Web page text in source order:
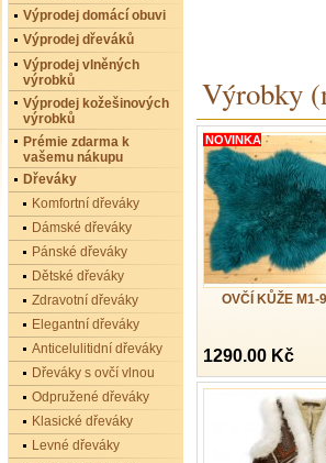
Výrobky
OVČÍ KŮŽE
NOVINKA
1290.00 Kč
Výprodej domácí obuvi
Výprodej dřeváků
Výprodej vlněných
výrobků
Výprodej kožešinových
výrobků
Prémie zdarma k
vašemu nákupu
Dřeváky
Komfortní dřeváky
Dámské dřeváky
Pánské dřeváky
Dětské dřeváky
Zdravotní dřeváky
Elegantní dřeváky
Anticelulitidní dřeváky
Dřeváky s ovčí vlnou
Odpružené dřeváky
Klasické dřeváky
Levné dřeváky